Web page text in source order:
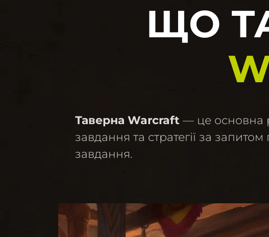
ЩО
Таверна Warcraft — це основна
завдання та стратегії за
завдання.